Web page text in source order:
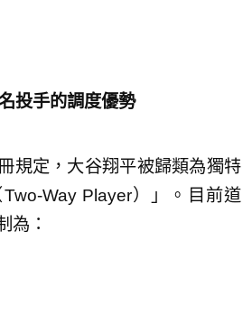
投手的調度優勢
規定，大谷翔平被歸類為獨特
Way Player）」。目前道
為：